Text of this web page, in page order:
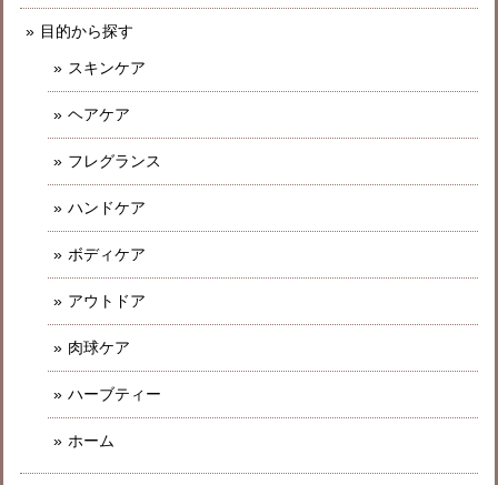
目的から探す
スキンケア
ヘアケア
フレグランス
ハンドケア
ボディケア
アウトドア
肉球ケア
ハーブティー
ホーム